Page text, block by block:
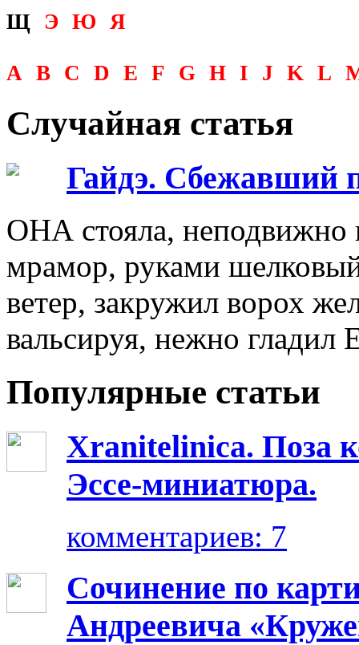
Щ
Э Ю Я
A B C D E F G H I J K L
Случайная статья
Гайдэ. Сбежавший
ОНА стояла, неподвижно
мрамор, руками
ветер, закружил ворох
вальсируя, нежно гладил
Популярные статьи
Xranitelinica. Поза
Эссе-миниатюра.
комментариев: 7
Сочинение по
Андреевича